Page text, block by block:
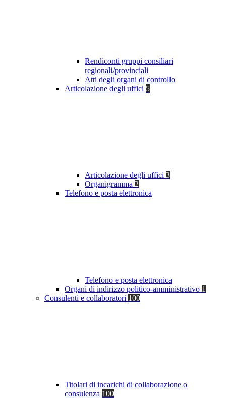
Rendiconti gruppi consiliari
regionali/provinciali
Atti degli organi di controllo
Articolazione degli uffici 5
Articolazione degli uffici 3
Organigramma 2
Telefono e posta elettronica
Telefono e posta elettronica
Organi di indirizzo politico-amministrativo 1
Consulenti e collaboratori 100
Titolari di incarichi di collaborazione o
consulenza 100